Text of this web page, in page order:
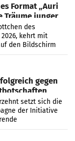
Format „Auri
Träume junger
des
kehrt mit
den Bildschirm
„Auri und Du“
gegen
setzt sich die
der Initiative